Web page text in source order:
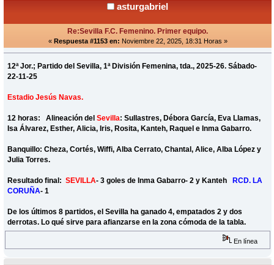
asturgabriel
Re:Sevilla F.C. Femenino. Primer equipo.
« Respuesta #1153 en: Noviembre 22, 2025, 18:31 Horas »
12ª Jor.; Partido del Sevilla, 1ª División Femenina, tda., 2025-26. Sábado-
22-11-25
Estadio Jesús Navas.
12 horas: Alineación delSevilla: Sullastres, Débora García, Eva Llamas,
Isa Álvarez, Esther, Alicia, Iris, Rosita, Kanteh, Raquel e Inma Gabarro.
Banquillo: Cheza, Cortés, Wiffi, Alba Cerrato, Chantal, Alice, Alba López y
Julia Torres.
Resultado final:SEVILLA- 3 goles de Inma Gabarro- 2 y KantehRCD. LA
CORUÑA- 1
De los últimos 8 partidos, el Sevilla ha ganado 4, empatados 2 y dos
derrotas. Lo qué sirve para afianzarse en la zona cómoda de la tabla.
En línea